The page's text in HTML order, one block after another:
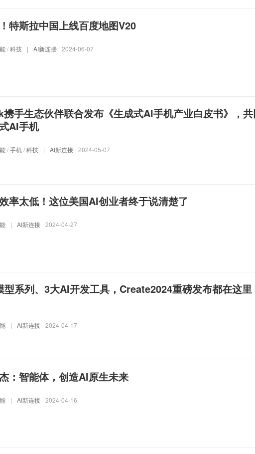
特斯拉中国上线百度地图V20
/科技 | AI新连接 2024-06-07
携手生态伙伴联合发布《生成式AI手机产业白皮书》，
AI手机
/手机/科技 | AI新连接 2024-05-07
率太低！这位美国AI创业者终于说清楚了
| AI新连接 2024-04-27
型系列、3大AI开发工具，Create2024重磅发布都在这里
| AI新连接 2024-04-17
：智能体，创造AI原生未来
| AI新连接 2024-04-16